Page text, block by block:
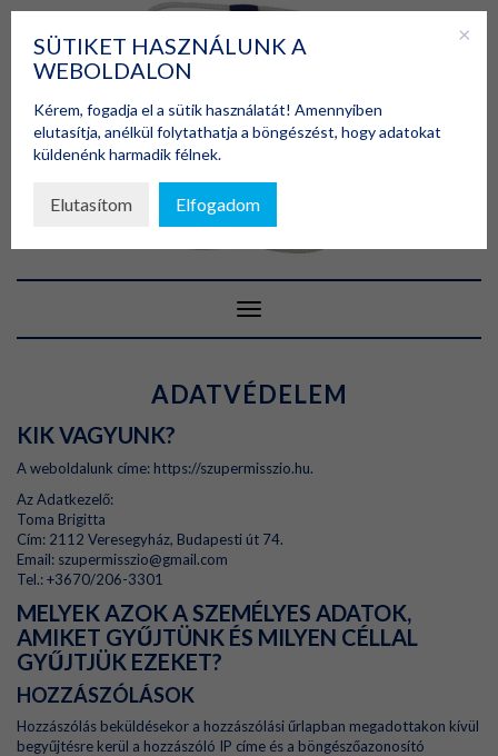
Skip
content
Toggle Navigation
ADATVÉDELEM
KIK VAGYUNK?
A weboldalunk címe: https://szupermisszio.hu.
Az Adatkezelő:
Toma Brigitta
Cím: 2112 Veresegyház, Budapesti út 74.
Email: szupermisszio@gmail.com
Tel.: +3670/206-3301
MELYEK AZOK A SZEMÉLYES ADATOK,
AMIKET GYŰJTÜNK ÉS MILYEN CÉLLAL
GYŰJTJÜK EZEKET?
HOZZÁSZÓLÁSOK
Hozzászólás beküldésekor a hozzászólási űrlapban megadottakon kívül
begyűjtésre kerül a hozzászóló IP címe és a böngészőazonosító
SÜTIKET HASZNÁLUNK A
WEBOLDALON
Kérem, fogadja el a sütik használatát! Amennyiben
elutasítja, anélkül folytathatja a böngészést, hogy adatokat
küldenénk harmadik félnek.
Elutasítom Elfogadom